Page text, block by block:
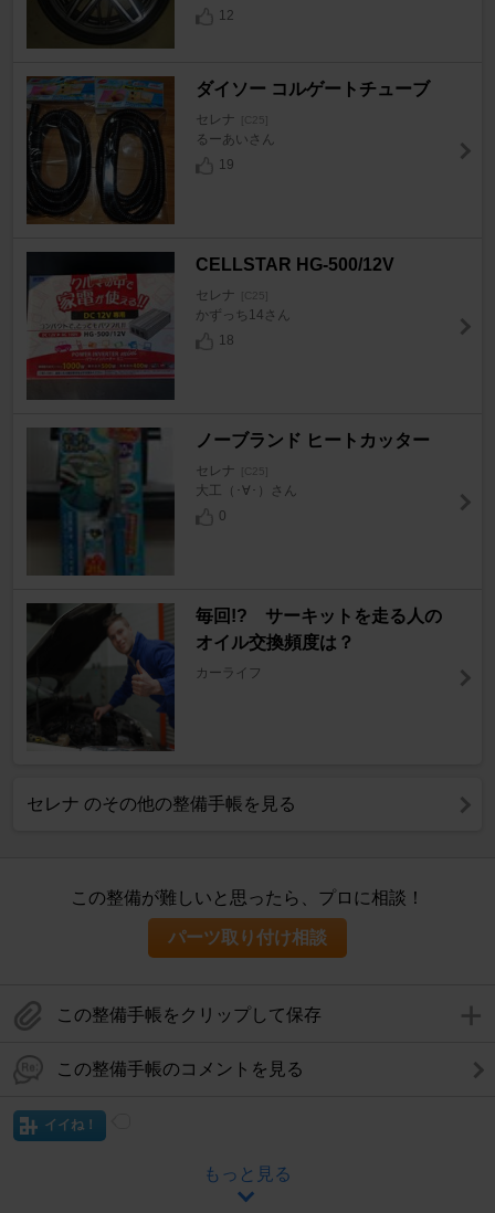
12
ダイソー コルゲートチューブ
セレナ [C25]
るーあいさん
19
CELLSTAR HG-500/12V
セレナ [C25]
かずっち14さん
18
ノーブランド ヒートカッター
セレナ [C25]
大工（･∀･）さん
0
毎回!? サーキットを走る人の
オイル交換頻度は？
カーライフ
セレナ のその他の整備手帳を見る
この整備が難しいと思ったら、プロに相談！
パーツ取り付け相談
この整備手帳をクリップして保存
この整備手帳のコメントを見る
イイね！
もっと見る